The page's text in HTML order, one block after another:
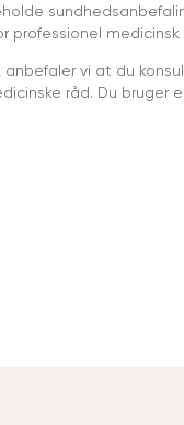
professionel medicinsk
vi at du
råd. Du bruger